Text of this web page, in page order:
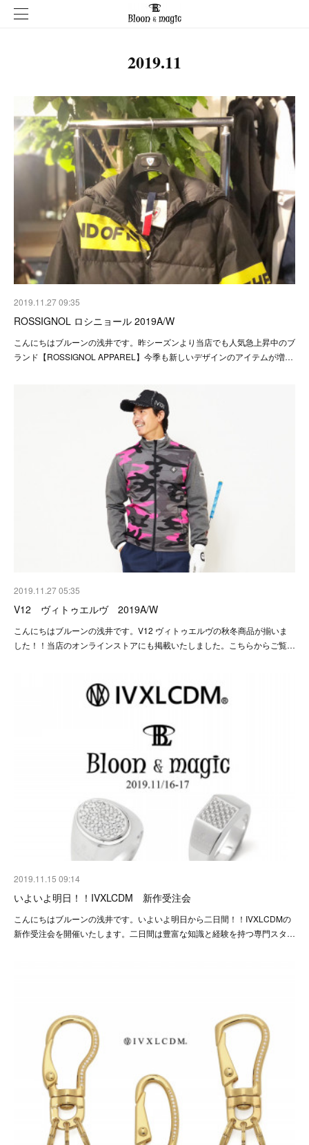
2019.11
2019.11.27 09:35
ROSSIGNOL ロシニョール 2019A/W
こんにちはブルーンの浅井です。昨シーズンより当店でも人気急上昇中のブ
ランド【ROSSIGNOL APPAREL】今季も新しいデザインのアイテムが増…
2019.11.27 05:35
V12 ヴィトゥエルヴ 2019A/W
こんにちはブルーンの浅井です。V12 ヴィトゥエルヴの秋冬商品が揃いま
した！！当店のオンラインストアにも掲載いたしました。こちらからご覧…
2019.11.15 09:14
いよいよ明日！！IVXLCDM 新作受注会
こんにちはブルーンの浅井です。いよいよ明日から二日間！！IVXLCDMの
新作受注会を開催いたします。二日間は豊富な知識と経験を持つ専門スタ…